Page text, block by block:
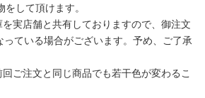
して頂けます。
実店舗と共有しておりますので、御注文
ている場合がございます。予め、ご了承
ご注文と同じ商品でも若干色が変わるこ